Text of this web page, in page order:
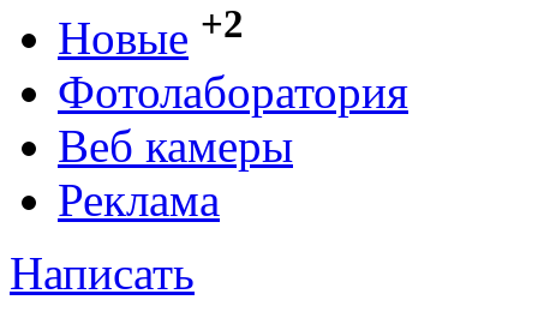
Новые +2
Фотолаборатория
Веб камеры
Реклама
Написать